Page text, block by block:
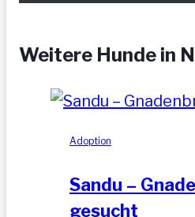
Weitere Hunde in
Adoption
Sandu –
gesucht